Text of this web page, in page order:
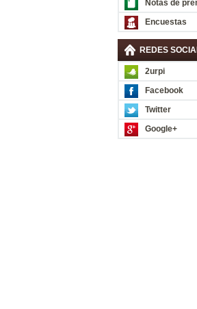
Notas de
Encuestas
REDES
2urpi
Facebook
Twitter
Google+